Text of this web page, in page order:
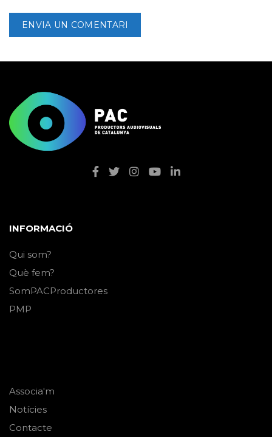
INFORMACIÓ
Qui som?
Què fem?
SomPACProductores
PMP
Associa'm
Notícies
Contacte